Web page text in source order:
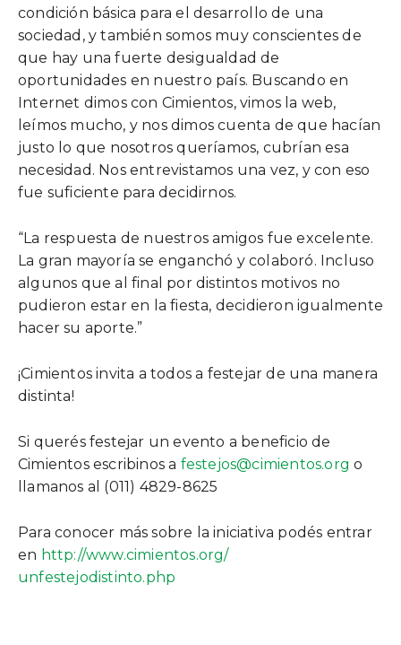
condición básica para el desarrollo de una
sociedad, y también somos muy conscientes de
que hay una fuerte desigualdad de
oportunidades en nuestro país. Buscando en
Internet dimos con Cimientos, vimos la web,
leímos mucho, y nos dimos cuenta de que hacían
justo lo que nosotros queríamos, cubrían esa
necesidad. Nos entrevistamos una vez, y con eso
fue suficiente para decidirnos.
“La respuesta de nuestros amigos fue excelente.
La gran mayoría se enganchó y colaboró. Incluso
algunos que al final por distintos motivos no
pudieron estar en la fiesta, decidieron igualmente
hacer su aporte.”
¡Cimientos invita a todos a festejar de una manera
distinta!
Si querés festejar un evento a beneficio de
Cimientos escribinos a festejos@cimientos.org o
llamanos al (011) 4829-8625
Para conocer más sobre la iniciativa podés entrar
en http://www.cimientos.org/
unfestejodistinto.php